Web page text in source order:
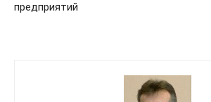
предприятий